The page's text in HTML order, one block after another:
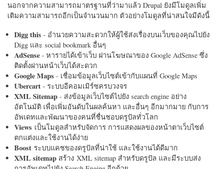
นอกจากความสามารถมาตรฐานที่ว่ามาแล้ว Drupal ยังมีโมดูลเพิ่ม
เติมความสามารถอีกเป็นจำนวนมาก ตัวอย่างโมดูลที่น่าสนใจมีดังนี้
Digg this - อำนวยความสะดวกให้ผู้ใช้ส่งเรื่องบนเว็บของคุณไปยัง
Digg และ social bookmark อื่นๆ
AdSense - หารายได้เข้าเว็บ ผ่านโฆษณาของ Google AdSense ซึ่ง
ติดตั้งผ่านหน้าเว็บได้สะดวก
Google Maps - เชื่อมข้อมูลเว็บไซต์เข้ากับแผนที่ Google Maps
Ubercart - ระบบอีคอมเมิร์ซครบวงจร
XML Sitemap - ส่งข้อมูลเว็บไซต์ไปยัง search engine อย่าง
อัตโนมัติ เพื่อเพิ่มอันดับในผลค้นหา และอื่นๆ อีกมากมาย กับการ
อัพเดทและพัฒนาของคนที่ชื่นชอบดรูปัลทั่วโลก
Views เป็นโมดูลสำหรับจัดการ การแสดงผลของหน้าตาเว็บไซต์
ตกแต่งและใช้งานได้ง่าย
Boost ระบบแคชของดรูปัลที่น่าใช้ และใช้งานได้ดีมาก
XML sitemap สร้าง XML sitemap สำหรับดรูปัล และมีระบบส่ง